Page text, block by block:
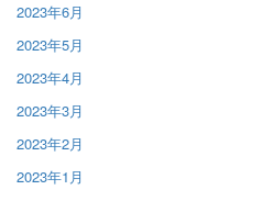
2023年6月
2023年5月
2023年4月
2023年3月
2023年2月
2023年1月